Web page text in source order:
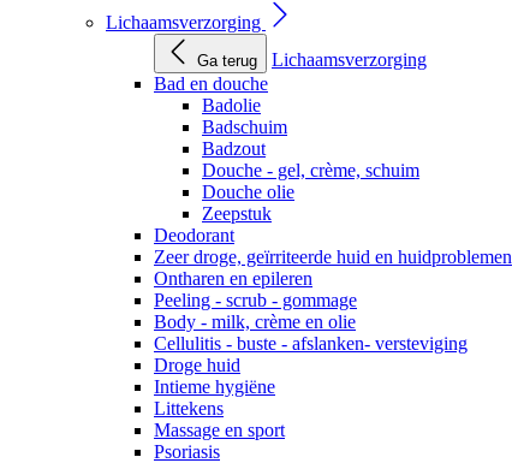
Lichaamsverzorging
Ga terug
Lichaamsverzorging
Bad en douche
Badolie
Badschuim
Badzout
Douche - gel, crème, schuim
Douche olie
Zeepstuk
Deodorant
Zeer droge, geïrriteerde huid en huidproblemen
Ontharen en epileren
Peeling - scrub - gommage
Body - milk, crème en olie
Cellulitis - buste - afslanken- versteviging
Droge huid
Intieme hygiëne
Littekens
Massage en sport
Psoriasis